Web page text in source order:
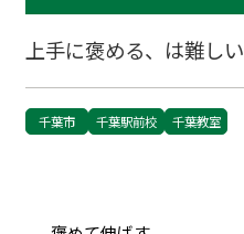
上手に褒める、は難しい
千葉市 千葉駅前校 千葉教室